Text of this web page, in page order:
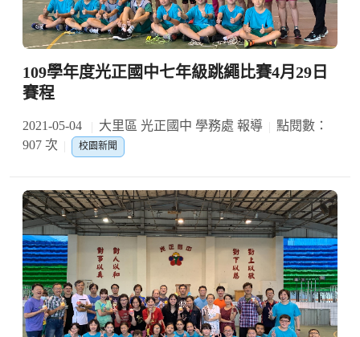
109學年度光正國中七年級跳繩比賽4月29日
賽程
2021-05-04 大里區 光正國中 學務處 報導
點閱數：
907 次
校園新聞